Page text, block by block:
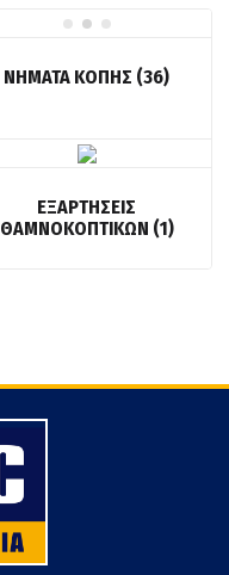
ΝΗΜΑΤΑ ΚΟΠΗΣ (36)
ΕΞΑΡΤΗΣΕΙΣ
ΘΑΜΝΟΚΟΠΤΙΚΩΝ (1)